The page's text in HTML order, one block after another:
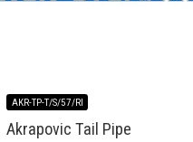
AKR-TP-T/S/57/RI
Akrapovic Tail Pipe